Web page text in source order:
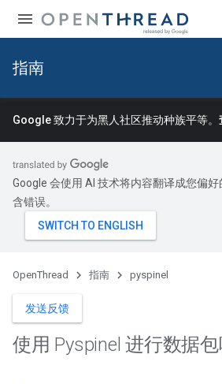
指南
Google 致力于为黑人社区推动种族平等。
Google 会使用 AI 技术将内容翻译成您偏
含错误。
OpenThread 指南 pyspinel
发送反馈
使用 Pyspinel 进行数据